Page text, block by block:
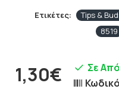
Ετικέτες:
Tips &
8519
1,30€
Σε